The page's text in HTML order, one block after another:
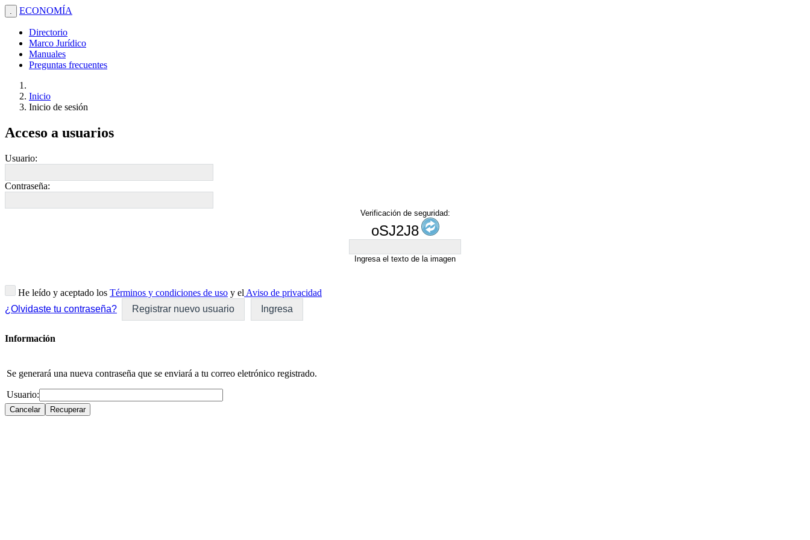
. ECONOMÍA
Directorio
Marco Jurídico
Manuales
Preguntas frecuentes
Inicio
Inicio de sesión
Acceso a usuarios
Usuario:
Contraseña:
Verificación de seguridad:
oSJ2J8
Ingresa el texto de la imagen
He leído y aceptado los Términos y condiciones de uso y el Aviso de privacidad
¿Olvidaste tu contraseña?
Registrar nuevo usuario Ingresa
Información
Se generará una nueva contraseña que se enviará a tu correo eletrónico registrado.
Usuario: